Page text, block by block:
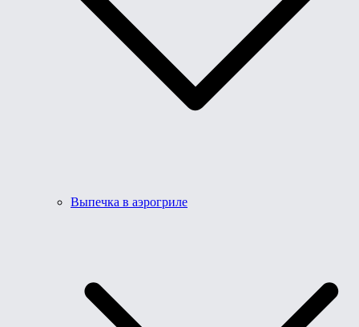
Выпечка в аэрогриле